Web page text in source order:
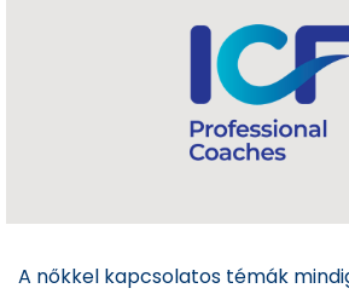
A nőkkel kapcsolatos témák